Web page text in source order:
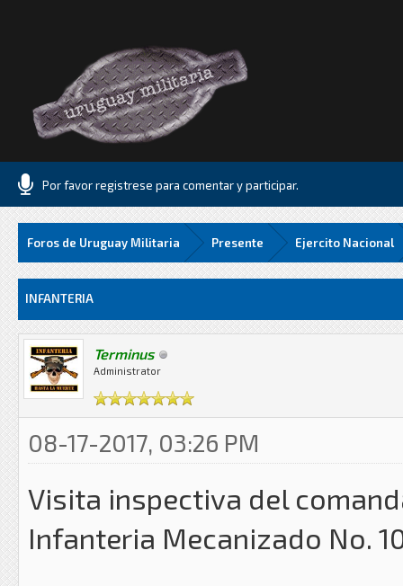
Por favor registrese para comentar y participar.
Foros de Uruguay Militaria Presente Ejercito Nacional
MediaINFANTERIA
Terminus
Administrator
08-17-2017, 03:26 PM
Visita inspectiva del
Infanteria Mecanizado No.